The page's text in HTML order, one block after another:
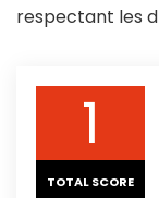
respectant les
1
TOTAL SCORE